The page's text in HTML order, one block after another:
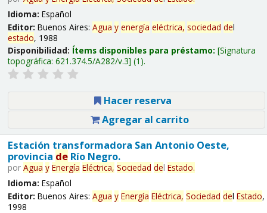
Idioma: Español
Editor: Buenos Aires: Agua y energía eléctrica, sociedad del
estado, 1988
Disponibilidad: Ítems disponibles para préstamo: Signatura
topográfica: 621.374.5/A282/v.3 (1).
Hacer reserva
Agregar al carrito
Estación transformadora San Antonio Oeste,
provincia deRío Negro.
por Agua y Energía Eléctrica, Sociedad del Estado.
Idioma: Español
Editor: Buenos Aires: Agua y Energía Eléctrica, Sociedad del Estado,
1998